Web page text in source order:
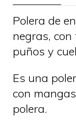
Polera de
negras, con
puños y
Es una
con
polera.